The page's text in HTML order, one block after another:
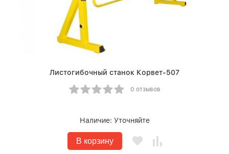
Листогибочный станок Корвет-507
0 отзывов
Наличие: Уточняйте
В корзину